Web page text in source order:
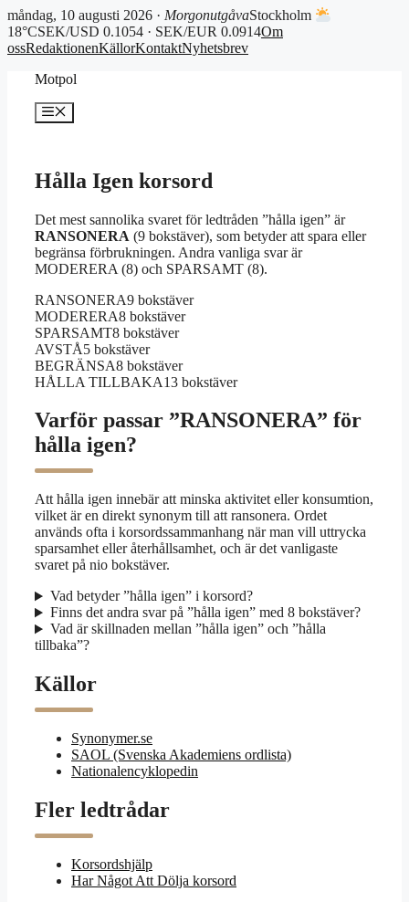
måndag, 10 augusti 2026 · MorgonutgåvaStockholm
18°CSEK/USD 0.1054 · SEK/EUR 0.0914Om
ossRedaktionenKällorKontaktNyhetsbrev
Motpol
Meny
Hålla Igen korsord
Det mest sannolika svaret för ledtråden ”hålla igen” är
RANSONERA (9 bokstäver), som betyder att spara eller
begränsa förbrukningen. Andra vanliga svar är
MODERERA (8) och SPARSAMT (8).
RANSONERA9 bokstäver
MODERERA8 bokstäver
SPARSAMT8 bokstäver
AVSTÅ5 bokstäver
BEGRÄNSA8 bokstäver
HÅLLA TILLBAKA13 bokstäver
Varför passar ”RANSONERA” för
hålla igen?
Att hålla igen innebär att minska aktivitet eller konsumtion,
vilket är en direkt synonym till att ransonera. Ordet
används ofta i korsordssammanhang när man vill uttrycka
sparsamhet eller återhållsamhet, och är det vanligaste
svaret på nio bokstäver.
Vad betyder ”hålla igen” i korsord?
Finns det andra svar på ”hålla igen” med 8 bokstäver?
Vad är skillnaden mellan ”hålla igen” och ”hålla
tillbaka”?
Källor
Synonymer.se
SAOL (Svenska Akademiens ordlista)
Nationalencyklopedin
Fler ledtrådar
Korsordshjälp
Har Något Att Dölja korsord